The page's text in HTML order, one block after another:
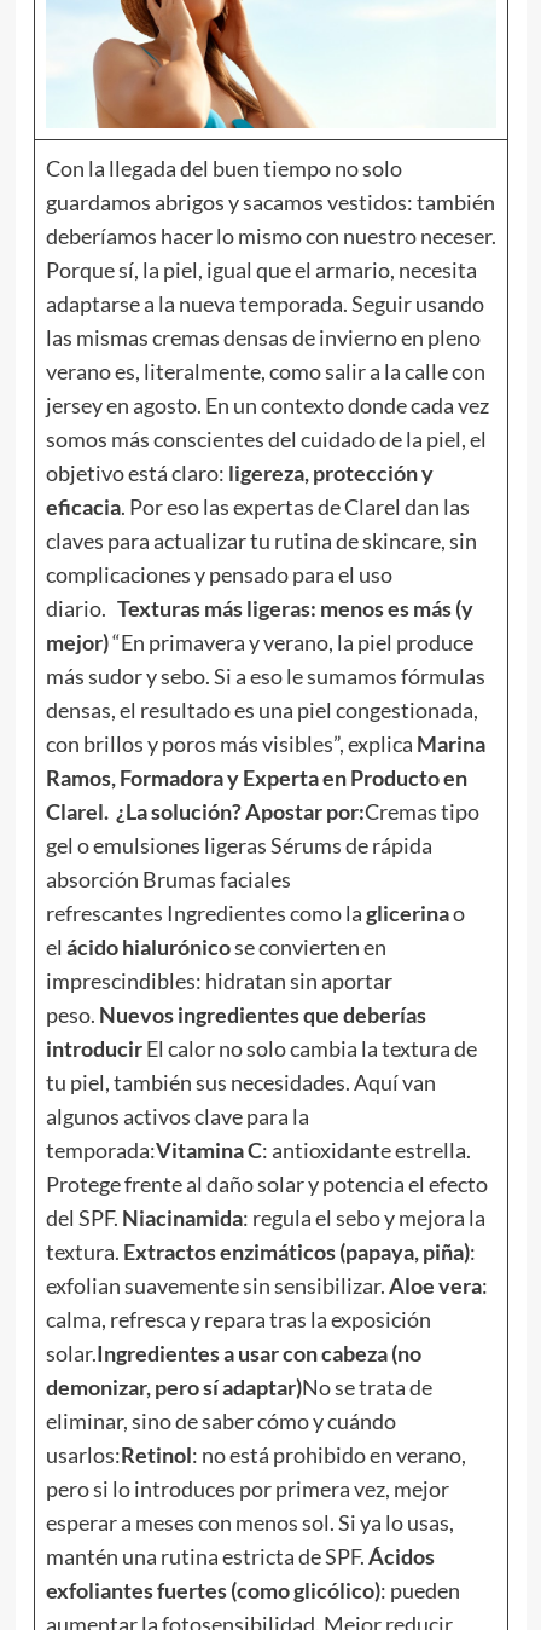
Con la llegada del buen tiempo no solo
guardamos abrigos y sacamos vestidos: también
deberíamos hacer lo mismo con nuestro neceser.
Porque sí, la piel, igual que el armario, necesita
adaptarse a la nueva temporada. Seguir usando
las mismas cremas densas de invierno en pleno
verano es, literalmente, como salir a la calle con
jersey en agosto. En un contexto donde cada vez
somos más conscientes del cuidado de la piel, el
objetivo está claro: ligereza, protección y
eficacia. Por eso las expertas de Clarel dan las
claves para actualizar tu rutina de skincare, sin
complicaciones y pensado para el uso
diario. Texturas más ligeras: menos es más (y
mejor)“En primavera y verano, la piel produce
más sudor y sebo. Si a eso le sumamos fórmulas
densas, el resultado es una piel congestionada,
con brillos y poros más visibles”, explica Marina
Ramos, Formadora y Experta en Producto en
Clarel. ¿La solución? Apostar por:Cremas tipo
gel o emulsiones ligeras Sérums de rápida
absorción Brumas faciales
refrescantes Ingredientes como laglicerinao
el ácido hialurónicose convierten en
imprescindibles: hidratan sin aportar
peso. Nuevos ingredientes que deberías
introducirEl calor no solo cambia la textura de
tu piel, también sus necesidades. Aquí van
algunos activos clave para la
temporada:Vitamina C: antioxidante estrella.
Protege frente al daño solar y potencia el efecto
del SPF. Niacinamida: regula el sebo y mejora la
textura. Extractos enzimáticos (papaya, piña):
exfolian suavemente sin sensibilizar.Aloe vera:
calma, refresca y repara tras la exposición
solar.Ingredientes a usar con cabeza (no
demonizar, pero sí adaptar)No se trata de
eliminar, sino de saber cómo y cuándo
usarlos:Retinol: no está prohibido en verano,
pero si lo introduces por primera vez, mejor
esperar a meses con menos sol. Si ya lo usas,
mantén una rutina estricta de SPF.Ácidos
exfoliantes fuertes (como glicólico): pueden
aumentar la fotosensibilidad. Mejor reducir